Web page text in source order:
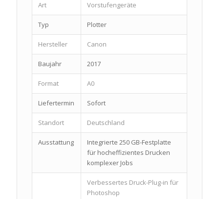
Art Vorstufengeräte
Typ Plotter
Hersteller Canon
Baujahr 2017
Format A0
Liefertermin Sofort
Standort Deutschland
Ausstattung
Integrierte 250 GB-Festplatte
für hocheffizientes Drucken
komplexer Jobs
Verbessertes Druck-Plug-in für
Photoshop